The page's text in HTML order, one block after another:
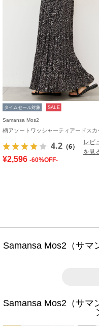
タイムセール対象 SALE
Samansa Mos2
柄アソートワッシャーティアードスカ
4.2 （6）
レビ
を見
¥2,596 -60%OFF-
Samansa Mos2（サマ
Samansa Mos2（サマ